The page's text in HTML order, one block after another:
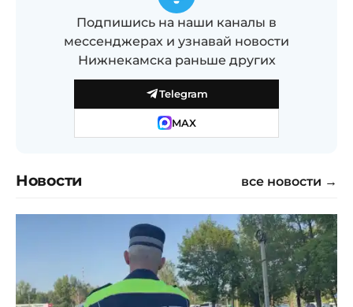
Подпишись на наши каналы в
мессенджерах и узнавай новости
Нижнекамска раньше других
Telegram
MAX
Новости все новости →